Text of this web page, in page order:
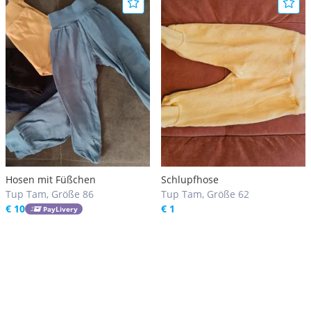
Hosen mit Füßchen
Tup Tam, Größe 86
€ 10
PayLivery
Schlupfhose
Tup Tam, Größe 62
€ 1